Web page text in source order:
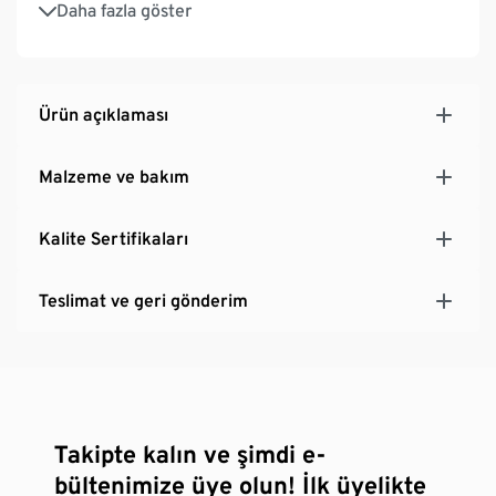
Daha fazla göster
optimum hareket özgürlüğü için
Ürün açıklaması
Malzeme ve bakım
Kalite Sertifikaları
Teslimat ve geri gönderim
Takipte kalın ve şimdi e-
bültenimize üye olun! İlk üyelikte